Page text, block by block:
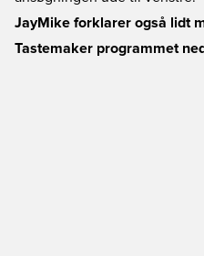
JayMike forklarer også lidt
Tastemaker programmet